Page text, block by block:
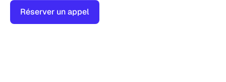
Réserver un appel